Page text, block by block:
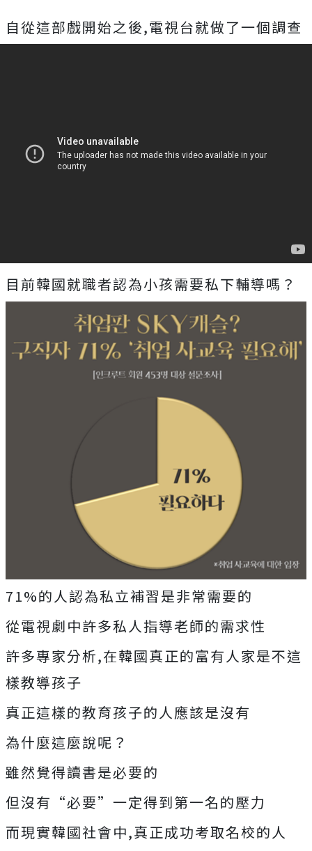
自從這部戲開始之後,電視台就做了一個調查
目前韓國就職者認為小孩需要私下輔導嗎？
71%的人認為私立補習是非常需要的
從電視劇中許多私人指導老師的需求性
許多專家分析,在韓國真正的富有人家是不這
樣教導孩子
真正這樣的教育孩子的人應該是沒有
為什麼這麼說呢？
雖然覺得讀書是必要的
但沒有“必要”一定得到第一名的壓力
而現實韓國社會中,真正成功考取名校的人